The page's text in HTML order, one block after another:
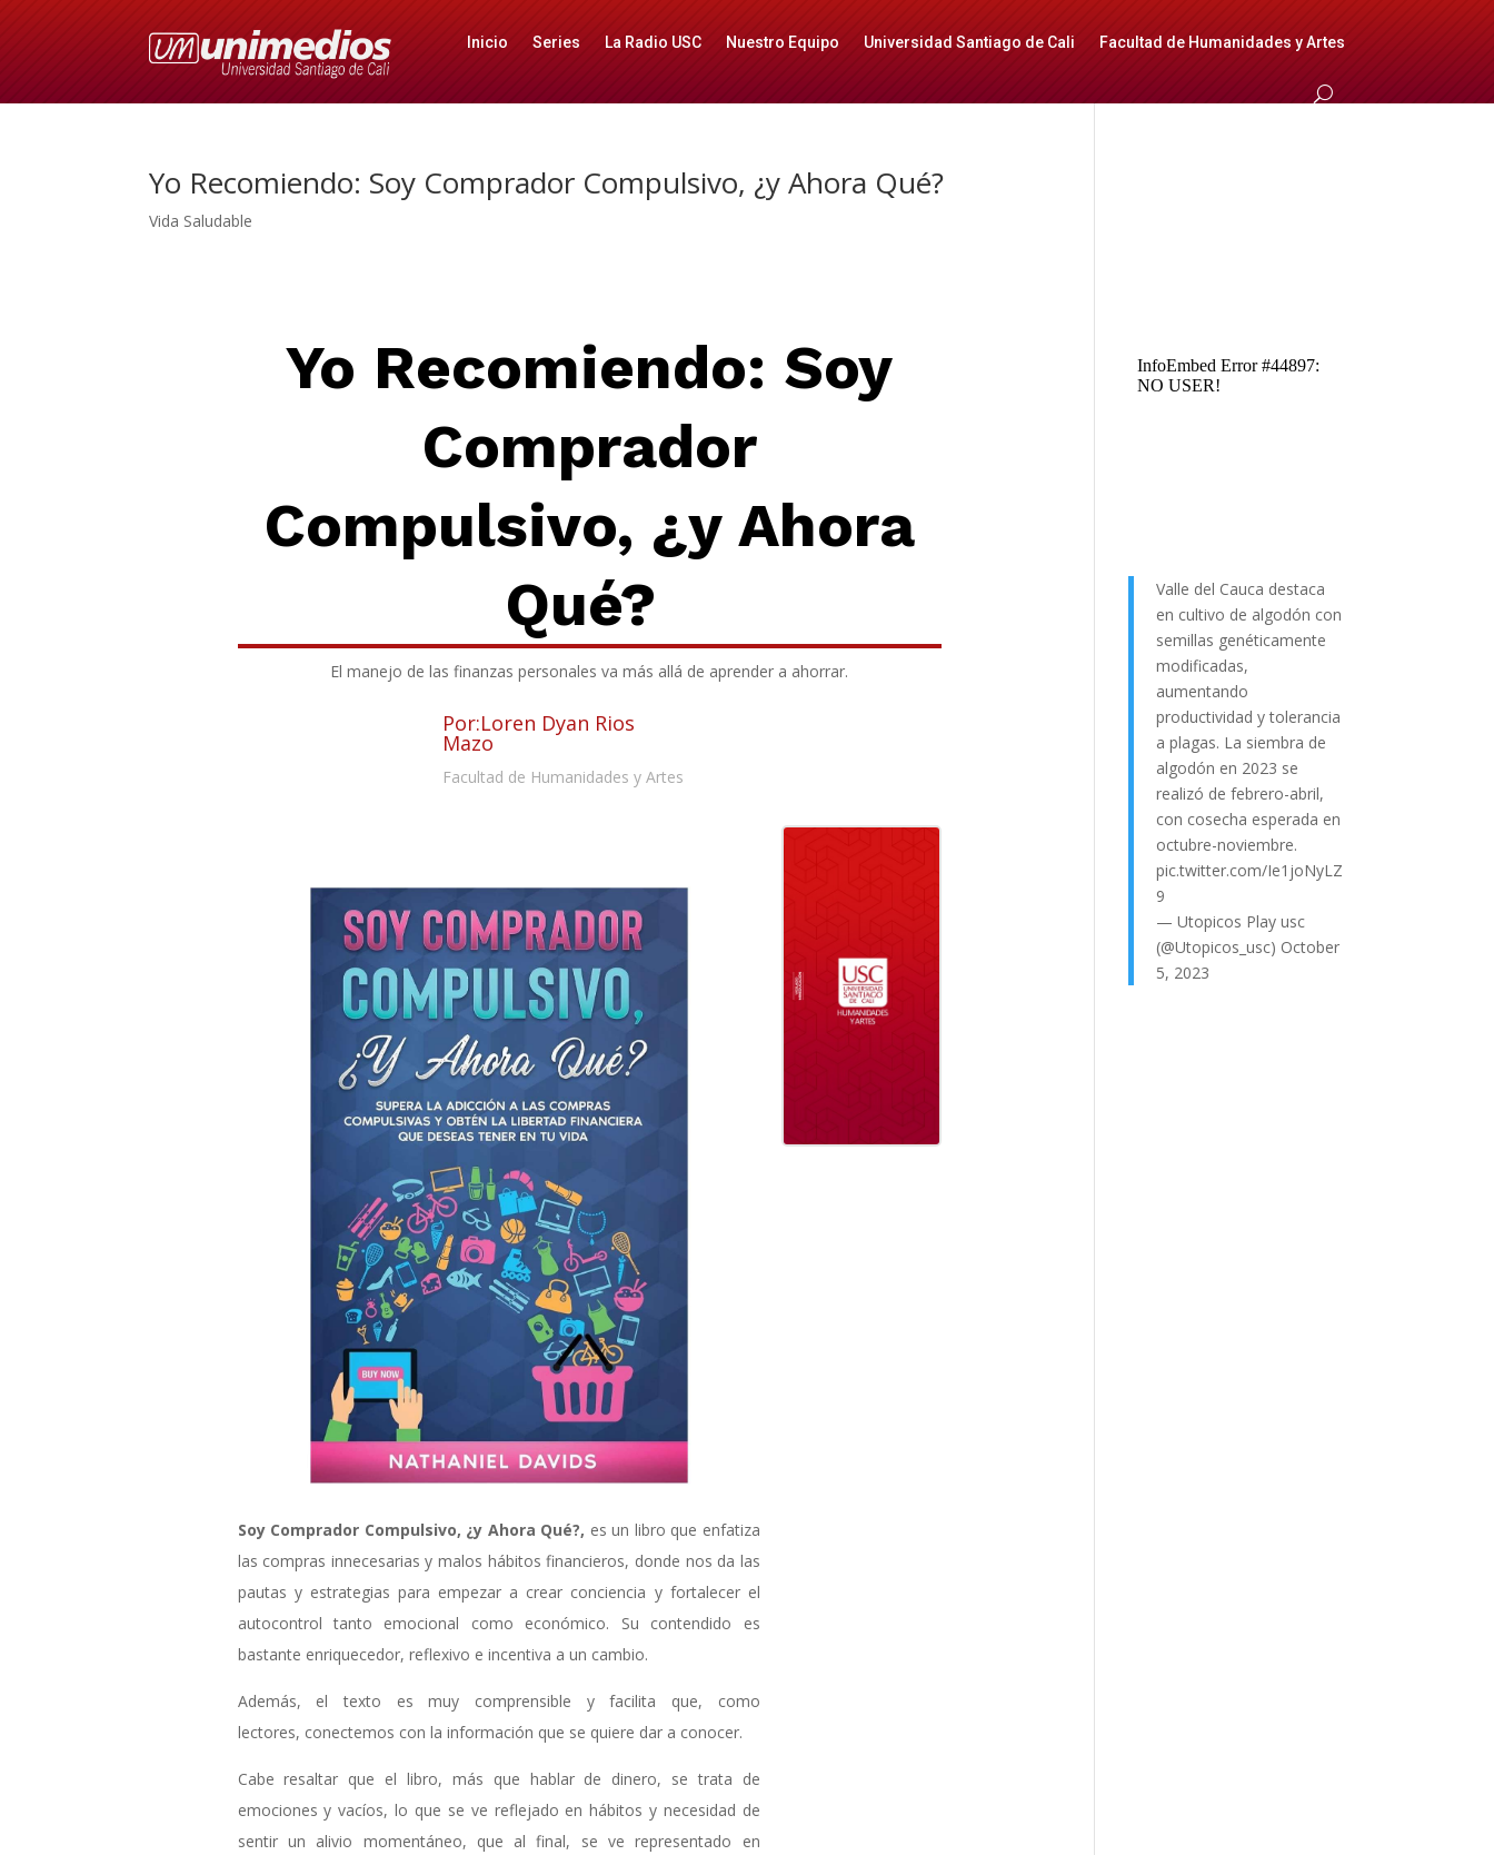
Inicio Series La Radio USC Nuestro Equipo Universidad Santiago de Cali Facultad de Humanidades y Artes
Yo Recomiendo: Soy Comprador Compulsivo, ¿y Ahora Qué?
Vida Saludable
Yo Recomiendo: Soy
Comprador
Compulsivo, ¿y Ahora
Qué?
El manejo de las finanzas personales va más allá de aprender a ahorrar.
Por:Loren Dyan Rios
Mazo
Facultad de Humanidades y Artes
Soy Comprador Compulsivo, ¿y Ahora Qué?, es un libro que enfatiza
las compras innecesarias y malos hábitos financieros, donde nos da las
pautas y estrategias para empezar a crear conciencia y fortalecer el
autocontrol tanto emocional como económico. Su contendido es
bastante enriquecedor, reflexivo e incentiva a un cambio.
Además, el texto es muy comprensible y facilita que, como
lectores, conectemos con la información que se quiere dar a conocer.
Cabe resaltar que el libro, más que hablar de dinero, se trata de
emociones y vacíos, lo que se ve reflejado en hábitos y necesidad de
sentir un alivio momentáneo, que al final, se ve representado en
Valle del Cauca destaca
en cultivo de algodón con
semillas genéticamente
modificadas,
aumentando
productividad y tolerancia
a plagas. La siembra de
algodón en 2023 se
realizó de febrero-abril,
con cosecha esperada en
octubre-noviembre.
pic.twitter.com/Ie1joNyLZ
9
— Utopicos Play usc
(@Utopicos_usc) October
5, 2023